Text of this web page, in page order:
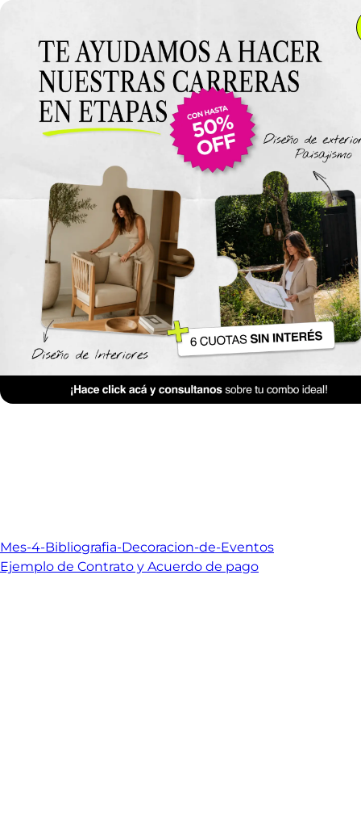
Anterior Clase
Clase 15
Materiales
Mes-4-Bibliografia-Decoracion-de-Eventos
Ejemplo de Contrato y Acuerdo de pago